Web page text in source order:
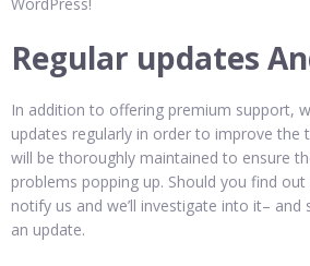
Regular updates
In addition to offering premium support,
updates regularly in order to improve the
will be thoroughly maintained to ensure
problems popping up. Should you find
notify us and we’ll investigate into it– and
an update.